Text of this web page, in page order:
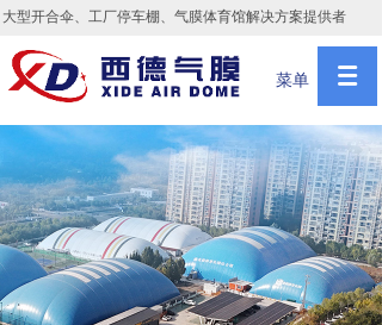
大型开合伞、工厂停车棚、气膜体育馆解决方案提供者
菜单